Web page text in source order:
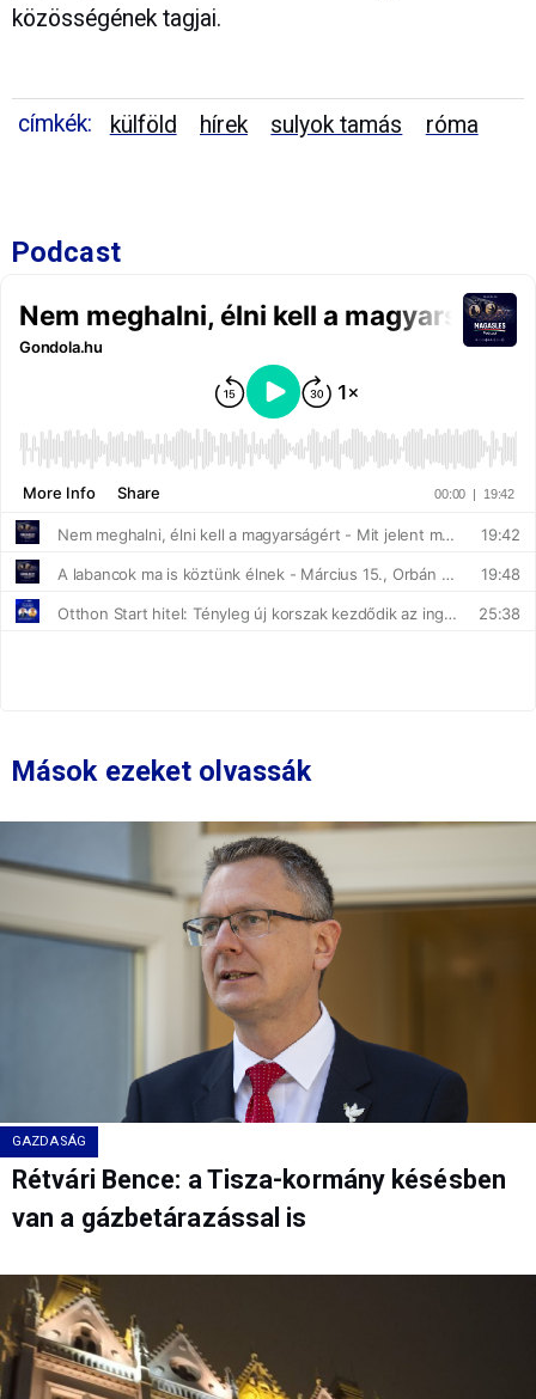
közösségének tagjai.
címkék: külföld hírek sulyok tamás róma
Podcast
Mások ezeket olvassák
GAZDASÁG
Rétvári Bence: a Tisza-kormány késésben
van a gázbetárazással is